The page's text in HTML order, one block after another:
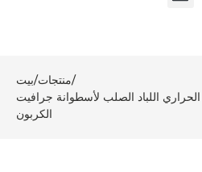
بيت/منتجات/
الحراري اللباد الصلب لأسطوانة جرافيت
الكربون